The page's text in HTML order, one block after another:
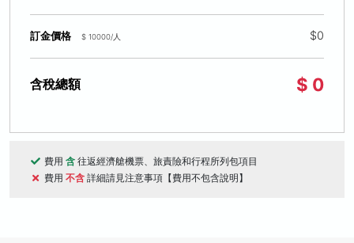
訂金價格 $ 10000/人 $0
含稅總額 $ 0
費用 含 往返經濟艙機票、旅責險和行程所列包項目
費用 不含 詳細請見注意事項【費用不包含說明】